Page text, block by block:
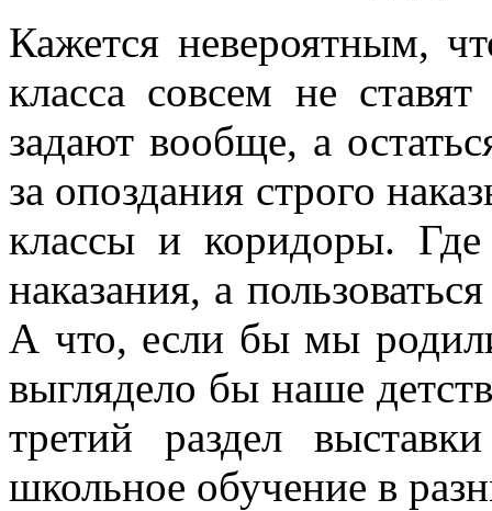
Кажется невероятным,
класса совсем не
задают вообще, а
за опоздания строго
классы и коридоры.
наказания, а
А что, если бы мы
выглядело бы наше
третий раздел
школьное обучение в